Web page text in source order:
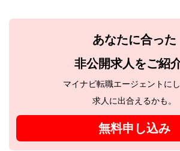
あなたに合った
非公開求人をご紹
マイナビ転職エージェントに
求人に出合えるかも。
無料申し込み